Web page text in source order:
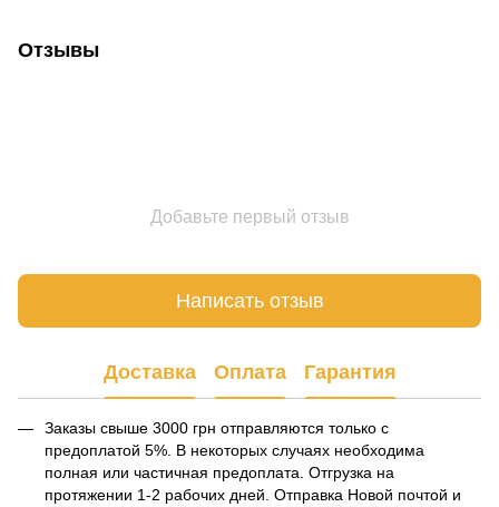
Отзывы
Добавьте первый отзыв
Написать отзыв
Доставка Оплата Гарантия
Заказы свыше 3000 грн отправляются только с
предоплатой 5%. В некоторых случаях необходима
полная или частичная предоплата. Отгрузка на
протяжении 1-2 рабочих дней. Отправка Новой почтой и